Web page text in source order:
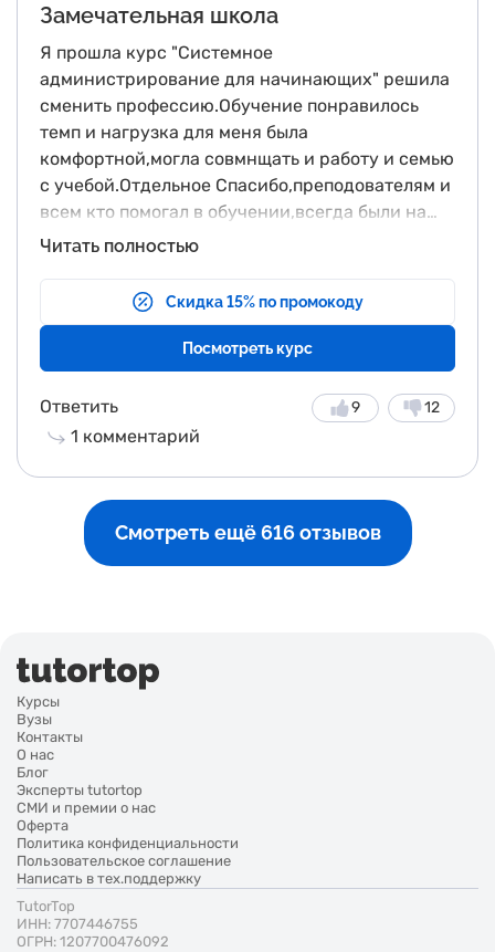
Замечательная школа
Я прошла курс "Системное
администрирование для начинающих" решила
сменить профессию.Обучение понравилось
темп и нагрузка для меня была
комфортной,могла совмнщать и работу и семью
с учебой.Отдельное Спасибо,преподователям и
всем кто помогал в обучении,всегда были на
связи и помогали во всем.Программа обучения
все понравилось.Прошла бы я еще какое то
обучение в этой школе?Да, прошла бы и очень
советую другим,особенно новичкам. Для меня
как новичка все очень доступно обьясняли.Еще
раз спасибо всем кто принимал участие в
нашем обучении.
Читать полностью
Скидка 15% по промокоду
Посмотреть курс
Ответить
1 комментарий
12
9
Смотреть ещё 616 отзывов
Курсы
Вузы
Контакты
О нас
Блог
Эксперты tutortop
СМИ и премии о нас
Оферта
Политика конфиденциальности
Пользовательское соглашение
Написать в тех.поддержку
TutorTop
ИНН: 7707446755
ОГРН: 1207700476092